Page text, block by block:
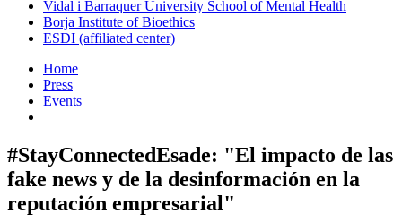
Vidal i Barraquer University School of Mental Health
Borja Institute of Bioethics
ESDI (affiliated center)
Home
Press
Events
#StayConnectedEsade: "El impacto de las
fake news y de la desinformación en la
reputación empresarial"